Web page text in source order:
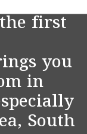
first
you
in
South